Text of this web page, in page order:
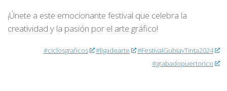
¡Únete a este emocionante festival que celebra la
creatividad y la pasión por el arte gráfico!
#ciclosgraficos #ligadearte
#FestivalGubiayTinta2024
#grabadopuertorico